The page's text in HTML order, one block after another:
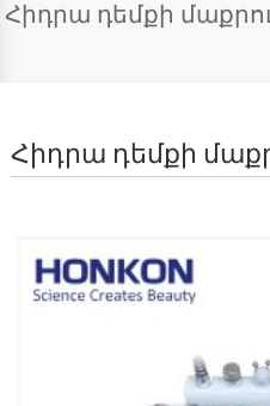
Հիդրա դեմքի
Հիդրա դեմքի